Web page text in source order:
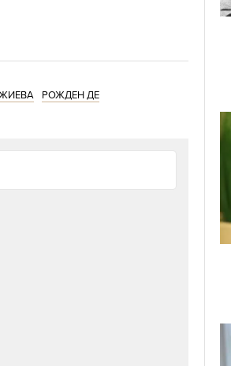
отношението си към него. В
Петър. Двамата дори
РОЖДЕН ДЕ